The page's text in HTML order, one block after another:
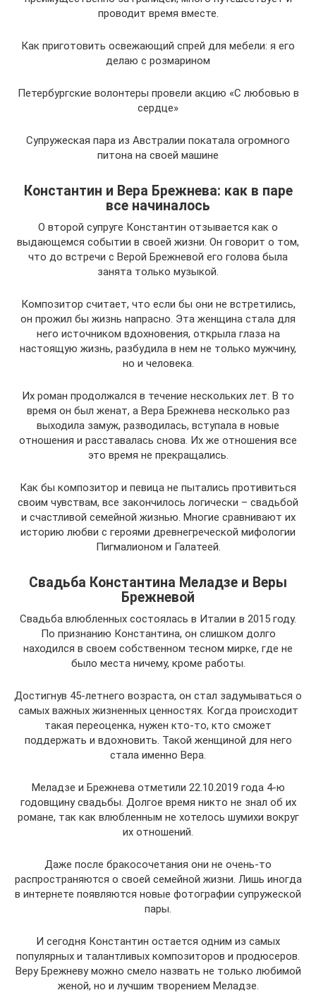
проводит время вместе.
Как приготовить освежающий спрей для мебели: я его
делаю с розмарином
Петербургские волонтеры провели акцию «С любовью в
сердце»
Супружеская пара из Австралии покатала огромного
питона на своей машине
Константин и Вера Брежнева: как в паре
все начиналось
О второй супруге Константин отзывается как о
выдающемся событии в своей жизни. Он говорит о том,
что до встречи с Верой Брежневой его голова была
занята только музыкой.
Композитор считает, что если бы они не встретились,
он прожил бы жизнь напрасно. Эта женщина стала для
него источником вдохновения, открыла глаза на
настоящую жизнь, разбудила в нем не только мужчину,
но и человека.
Их роман продолжался в течение нескольких лет. В то
время он был женат, а Вера Брежнева несколько раз
выходила замуж, разводилась, вступала в новые
отношения и расставалась снова. Их же отношения все
это время не прекращались.
Как бы композитор и певица не пытались противиться
своим чувствам, все закончилось логически – свадьбой
и счастливой семейной жизнью. Многие сравнивают их
историю любви с героями древнегреческой мифологии
Пигмалионом и Галатеей.
Свадьба Константина Меладзе и Веры
Брежневой
Свадьба влюбленных состоялась в Италии в 2015 году.
По признанию Константина, он слишком долго
находился в своем собственном тесном мирке, где не
было места ничему, кроме работы.
Достигнув 45-летнего возраста, он стал задумываться о
самых важных жизненных ценностях. Когда происходит
такая переоценка, нужен кто-то, кто сможет
поддержать и вдохновить. Такой женщиной для него
стала именно Вера.
Меладзе и Брежнева отметили 22.10.2019 года 4-ю
годовщину свадьбы. Долгое время никто не знал об их
романе, так как влюбленным не хотелось шумихи вокруг
их отношений.
Даже после бракосочетания они не очень-то
распространяются о своей семейной жизни. Лишь иногда
в интернете появляются новые фотографии супружеской
пары.
И сегодня Константин остается одним из самых
популярных и талантливых композиторов и продюсеров.
Веру Брежневу можно смело назвать не только любимой
женой, но и лучшим творением Меладзе.